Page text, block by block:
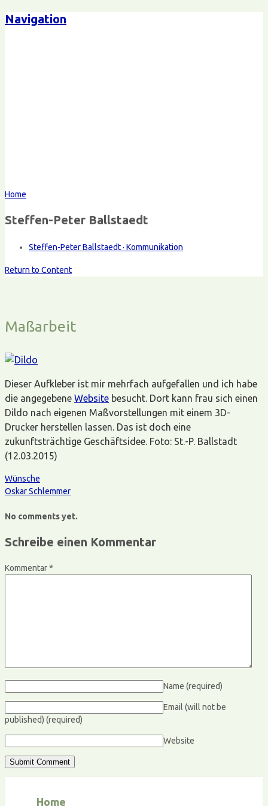
Navigation
Home
Steffen-Peter Ballstaedt
Steffen-Peter Ballstaedt · Kommunikation
Return to Content
Maßarbeit
Dieser Aufkleber ist mir mehrfach aufgefallen und ich habe
die angegebene Website besucht. Dort kann frau sich einen
Dildo nach eigenen Maßvorstellungen mit einem 3D-
Drucker herstellen lassen. Das ist doch eine
zukunftsträchtige Geschäftsidee. Foto: St.-P. Ballstadt
(12.03.2015)
Wünsche
Oskar Schlemmer
No comments yet.
Schreibe einen Kommentar
Kommentar*
Name (required)
Email (will not be
published) (required)
Website
Home